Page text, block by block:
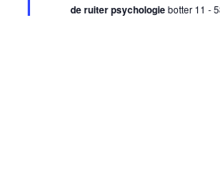
de ruiter psychologiebotter 11 -